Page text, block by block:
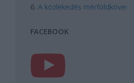
A közlekedés mérföldkövei
FACEBOOK